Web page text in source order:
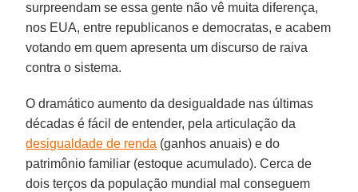
surpreendam se essa gente não vê muita diferença,
nos EUA, entre republicanos e democratas, e acabem
votando em quem apresenta um discurso de raiva
contra o sistema.
O dramático aumento da desigualdade nas últimas
décadas é fácil de entender, pela articulação da
desigualdade de renda (ganhos anuais) e do
patrimônio familiar (estoque acumulado). Cerca de
dois terços da população mundial mal conseguem